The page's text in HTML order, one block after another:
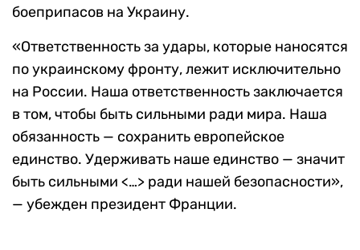
боеприпасов на Украину.
«Ответственность за удары, которые наносятся
по украинскому фронту, лежит исключительно
на России. Наша ответственность заключается
в том, чтобы быть сильными ради мира. Наша
обязанность — сохранить европейское
единство. Удерживать наше единство — значит
быть сильными <…> ради нашей безопасности»,
— убежден президент Франции.